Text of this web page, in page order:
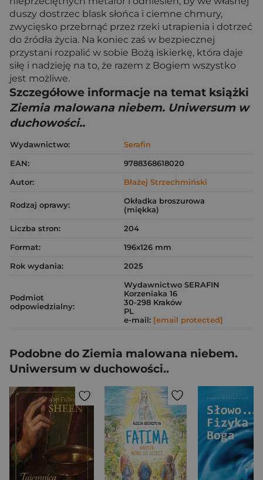
duszy dostrzec blask słońca i ciemne chmury,
zwycięsko przebrnąć przez rzeki utrapienia i dotrzeć
do źródła życia. Na koniec zaś w bezpiecznej
przystani rozpalić w sobie Bożą iskierkę, która daje
siłę i nadzieję na to, że razem z Bogiem wszystko
jest możliwe.
Szczegółowe informacje na temat książki
Ziemia malowana niebem. Uniwersum w
duchowości..
Wydawnictwo:
Serafin
EAN:
9788368618020
Autor:
Błażej Strzechmiński
Rodzaj oprawy:
Okładka broszurowa
(miękka)
Liczba stron:
204
Format:
196x126 mm
Rok wydania:
2025
Podmiot
odpowiedzialny:
Wydawnictwo SERAFIN
Korzeniaka 16
30-298 Kraków
PL
e-mail: [email protected]
Podobne do Ziemia malowana niebem.
Uniwersum w duchowości..